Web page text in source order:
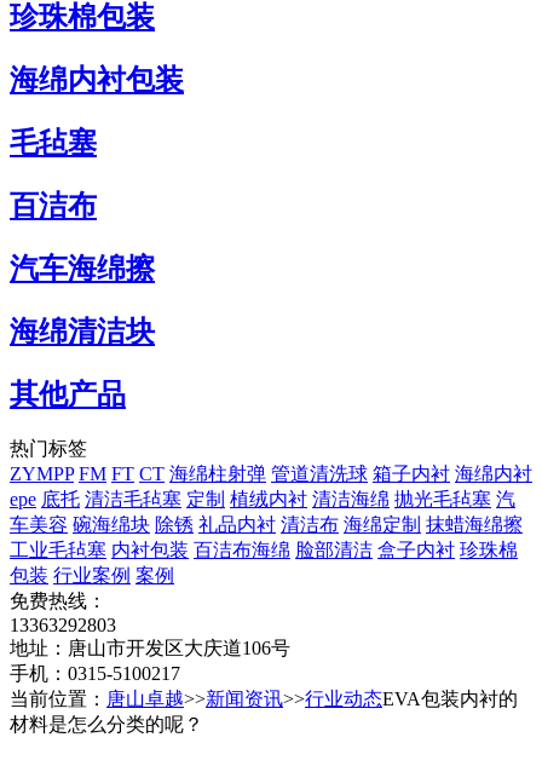
珍珠棉包装
海绵内衬包装
毛毡塞
百洁布
汽车海绵擦
海绵清洁块
其他产品
热门标签
ZYMPP FM FT CT 海绵柱射弹 管道清洗球 箱子内衬 海绵内衬
epe 底托 清洁毛毡塞 定制 植绒内衬 清洁海绵 抛光毛毡塞 汽
车美容 碗海绵块 除锈 礼品内衬 清洁布 海绵定制 抹蜡海绵擦
工业毛毡塞 内衬包装 百洁布海绵 脸部清洁 盒子内衬 珍珠棉
包装 行业案例 案例
免费热线：
13363292803
地址：唐山市开发区大庆道106号
手机：0315-5100217
当前位置： 唐山卓越>>新闻资讯>>行业动态EVA包装内衬的
材料是怎么分类的呢？